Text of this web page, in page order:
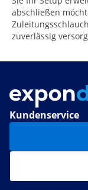
abschließen
zuverlässig
Kundenservice